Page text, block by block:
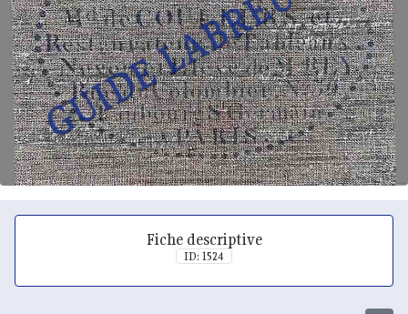
Fiche descriptive
ID: 1524